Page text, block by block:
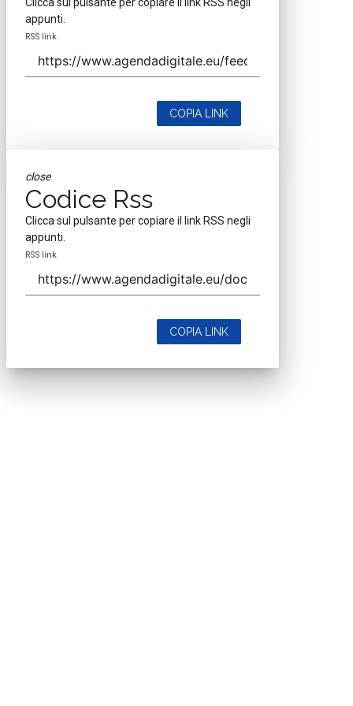
appunti.
RSS link
COPIA LINK
close
Codice Rss
Clicca sul pulsante per copiare il link RSS negli
appunti.
RSS link
COPIA LINK